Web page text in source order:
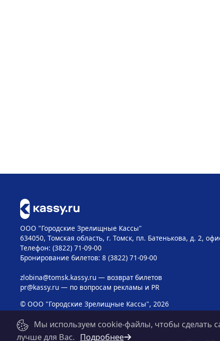
ООО "Городские Зрелищные Кассы"
634050, Томская область, г. Томск, пл. Батенькова, д. 2,
Телефон: (3822) 71-09-00
Бронирование билетов: 8 (3822) 71-09-00
zlobina@tomsk.kassy.ru— возврат билетов
pr@kassy.ru— по вопросам рекламы и PR
© ООО "Городские Зрелищные Кассы", 2026
Мы используем cookie-файлы, чтобы сделать
лучше для Вас. Подробнее